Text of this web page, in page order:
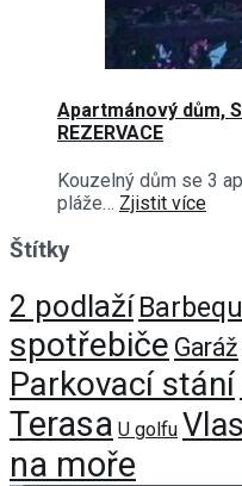
Apartmánový dům,
REZERVACE
Kouzelný dům se 3
pláže… Zjistit více
Štítky
2 podlaží
spotřebiče Garáž
Parkovací stání
Terasa U golfu
na moře